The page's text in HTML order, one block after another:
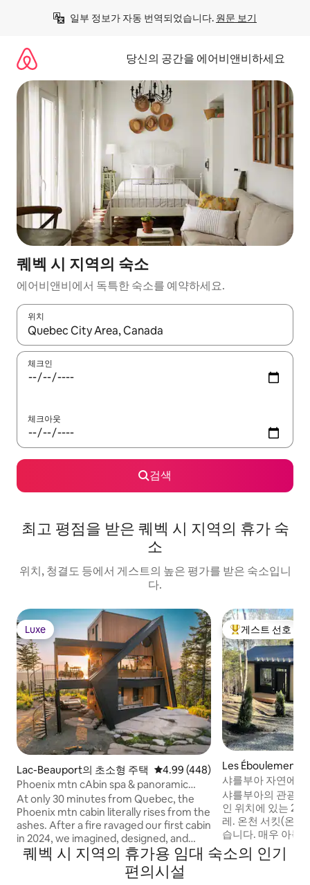
일부 정보가 자동 번역되었습니다. 원문 보기
당신의 공간을 에어비앤비하세요
퀘벡 시 지역의 숙소
에어비앤비에서 독특한 숙소를 예약하세요.
위치
결과가 나오면 위·아래 화살표 키를 사용하거나 터치 또는 스와이
체크인
체크아웃
검색
최고 평점을 받은 퀘벡 시 지역의 휴가 숙
소
위치, 청결도 등에서 게스트의 높은 평가를 받은 숙소입니
다.
Luxe
Luxe
Lac-Beauport의 초소형 주택 평점 4.99점(5점 만점), 후기 448
4.99 (448)
Phoenix mtn cAbin spa & panoramic
view
At only 30 minutes from Quebec, the
Phoenix mtn cabin literally rises from the
ashes. After a fire ravaged our first cabin
in 2024, we imagined, designed, and
rebuilt a space that allows nature to take
center stage. The architecture is raw yet
thoughtful. The materials, the lines, the
상위 게스트 선호
게스트 선호
Les Éboulements
주택
샤를부아 자연에
샤를부아의 관광
인 위치에 있는 2
레. 온천 서킷(온수
습니다. 매우 아늑
하며, 장엄한 강과
입니다. 모든 현대
퀘벡 시 지역의 휴가용 임대 숙소의 인기
편의시설